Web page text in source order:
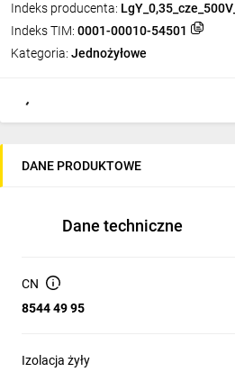
Indeks producenta:
Indeks TIM: 0001-00010-54501
Kategoria: Jednożyłowe
DANE PRODUKTOWE
Dane techniczne
CN
8544 49 95
Izolacja żyły